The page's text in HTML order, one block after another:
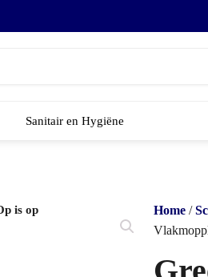
Sanitair en Hygiëne
Home /